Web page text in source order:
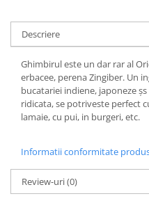
Descriere
Ghimbirul este un dar rar al
erbacee, perena Zingiber. Un
bucatariei indiene, japoneze
ridicata, se potriveste perfect
lamaie, cu pui, in burgeri, etc.
Informatii conformitate
Review-uri(0)